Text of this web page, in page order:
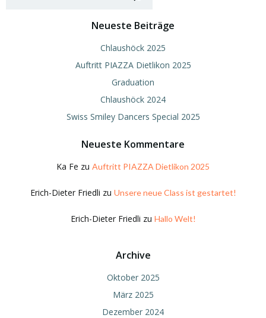
Neueste Beiträge
Chlaushöck 2025
Auftritt PIAZZA Dietlikon 2025
Graduation
Chlaushöck 2024
Swiss Smiley Dancers Special 2025
Neueste Kommentare
Ka Fe zu Auftritt PIAZZA Dietlikon 2025
Erich-Dieter Friedli zu Unsere neue Class ist gestartet!
Erich-Dieter Friedli zu Hallo Welt!
Archive
Oktober 2025
März 2025
Dezember 2024